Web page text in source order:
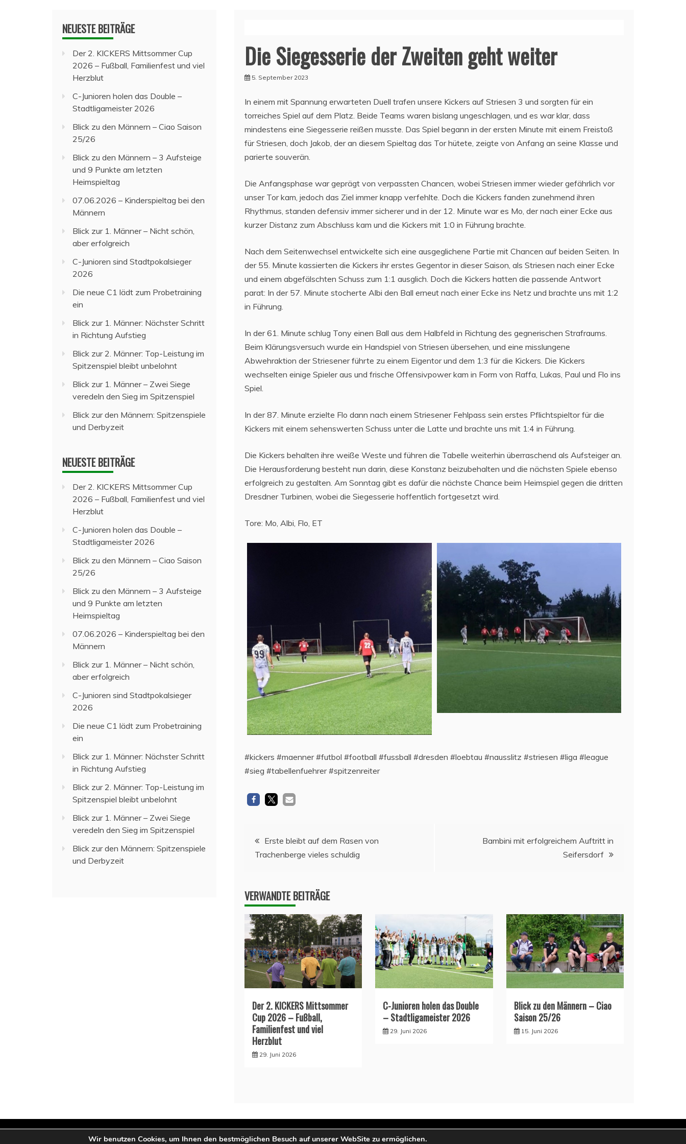
Die Siegesserie der Zweiten geht weiter
5. September 2023
In einem mit Spannung erwarteten Duell trafen unsere Kickers auf Striesen 3 und sorgten für ein
torreiches Spiel auf dem Platz. Beide Teams waren bislang ungeschlagen, und es war klar, dass
mindestens eine Siegesserie reißen musste. Das Spiel begann in der ersten Minute mit einem Freistoß
für Striesen, doch Jakob, der an diesem Spieltag das Tor hütete, zeigte von Anfang an seine Klasse und
parierte souverän.
Die Anfangsphase war geprägt von verpassten Chancen, wobei Striesen immer wieder gefährlich vor
unser Tor kam, jedoch das Ziel immer knapp verfehlte. Doch die Kickers fanden zunehmend ihren
Rhythmus, standen defensiv immer sicherer und in der 12. Minute war es Mo, der nach einer Ecke aus
kurzer Distanz zum Abschluss kam und die Kickers mit 1:0 in Führung brachte.
Nach dem Seitenwechsel entwickelte sich eine ausgeglichene Partie mit Chancen auf beiden Seiten. In
der 55. Minute kassierten die Kickers ihr erstes Gegentor in dieser Saison, als Striesen nach einer Ecke
und einem abgefälschten Schuss zum 1:1 ausglich. Doch die Kickers hatten die passende Antwort
parat: In der 57. Minute stocherte Albi den Ball erneut nach einer Ecke ins Netz und brachte uns mit 1:2
in Führung.
In der 61. Minute schlug Tony einen Ball aus dem Halbfeld in Richtung des gegnerischen Strafraums.
Beim Klärungsversuch wurde ein Handspiel von Striesen übersehen, und eine misslungene
Abwehraktion der Striesener führte zu einem Eigentor und dem 1:3 für die Kickers. Die Kickers
wechselten einige Spieler aus und frische Offensivpower kam in Form von Raffa, Lukas, Paul und Flo ins
Spiel.
In der 87. Minute erzielte Flo dann nach einem Striesener Fehlpass sein erstes Pflichtspieltor für die
Kickers mit einem sehenswerten Schuss unter die Latte und brachte uns mit 1:4 in Führung.
Die Kickers behalten ihre weiße Weste und führen die Tabelle weiterhin überraschend als Aufsteiger an.
Die Herausforderung besteht nun darin, diese Konstanz beizubehalten und die nächsten Spiele ebenso
erfolgreich zu gestalten. Am Sonntag gibt es dafür die nächste Chance beim Heimspiel gegen die dritten
Dresdner Turbinen, wobei die Siegesserie hoffentlich fortgesetzt wird.
Tore: Mo, Albi, Flo, ET
#kickers #maenner #futbol #football #fussball #dresden #loebtau #nausslitz #striesen #liga #league
#sieg #tabellenfuehrer #spitzenreiter
Beitragsnavigation
Erste bleibt auf dem Rasen von
Trachenberge vieles schuldig
Bambini mit erfolgreichem Auftritt in
Seifersdorf
VERWANDTE BEITRÄGE
Der 2. KICKERS Mittsommer
Cup 2026 – Fußball,
Familienfest und viel
Herzblut
29. Juni 2026
C-Junioren holen das Double
– Stadtligameister 2026
29. Juni 2026
Blick zu den Männern – Ciao
Saison 25/26
15. Juni 2026
NEUESTE BEITRÄGE
Der 2. KICKERS Mittsommer Cup
2026 – Fußball, Familienfest und viel
Herzblut
C-Junioren holen das Double –
Stadtligameister 2026
Blick zu den Männern – Ciao Saison
25/26
Blick zu den Männern – 3 Aufsteige
und 9 Punkte am letzten
Heimspieltag
07.06.2026 – Kinderspieltag bei den
Männern
Blick zur 1. Männer – Nicht schön,
aber erfolgreich
C-Junioren sind Stadtpokalsieger
2026
Die neue C1 lädt zum Probetraining
ein
Blick zur 1. Männer: Nächster Schritt
in Richtung Aufstieg
Blick zur 2. Männer: Top-Leistung im
Spitzenspiel bleibt unbelohnt
Blick zur 1. Männer – Zwei Siege
veredeln den Sieg im Spitzenspiel
Blick zur den Männern: Spitzenspiele
und Derbyzeit
NEUESTE BEITRÄGE
Der 2. KICKERS Mittsommer Cup
2026 – Fußball, Familienfest und viel
Herzblut
C-Junioren holen das Double –
Stadtligameister 2026
Blick zu den Männern – Ciao Saison
25/26
Blick zu den Männern – 3 Aufsteige
und 9 Punkte am letzten
Heimspieltag
07.06.2026 – Kinderspieltag bei den
Männern
Blick zur 1. Männer – Nicht schön,
aber erfolgreich
C-Junioren sind Stadtpokalsieger
2026
Die neue C1 lädt zum Probetraining
ein
Blick zur 1. Männer: Nächster Schritt
in Richtung Aufstieg
Blick zur 2. Männer: Top-Leistung im
Spitzenspiel bleibt unbelohnt
Blick zur 1. Männer – Zwei Siege
veredeln den Sieg im Spitzenspiel
Blick zur den Männern: Spitzenspiele
und Derbyzeit
All Rights Reserved 2023.
Wir benutzen Cookies, um Ihnen den bestmöglichen Besuch auf unserer WebSite zu ermöglichen.